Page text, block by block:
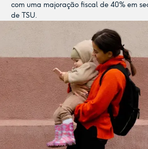
com uma majoração fiscal de 40% em
de TSU.